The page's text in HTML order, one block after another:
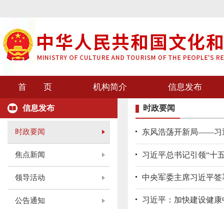
首 页 机构简介 信息发布
信息发布
时政要闻
焦点新闻
领导活动
公告通知
时政要闻
东风浩荡开新局——习
习近平总书记引领“十
中央军委主席习近平
习近平：加快建设健康